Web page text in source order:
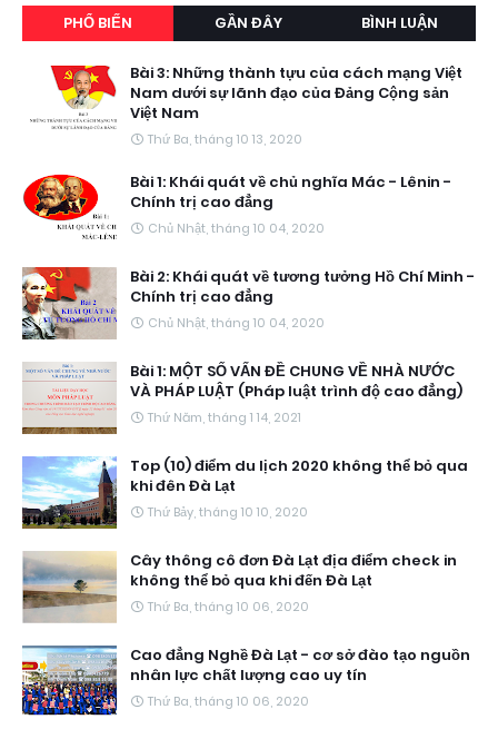
PHỔ BIẾN GẦN ĐÂY BÌNH LUẬN
Bài 3: Những thành tựu của cách mạng Việt
Nam dưới sự lãnh đạo của Đảng Cộng sản
Việt Nam
Thứ Ba, tháng 10 13, 2020
Bài 1: Khái quát về chủ nghĩa Mác - Lênin -
Chính trị cao đẳng
Chủ Nhật, tháng 10 04, 2020
Bài 2: Khái quát về tương tưởng Hồ Chí Minh -
Chính trị cao đẳng
Chủ Nhật, tháng 10 04, 2020
Bài 1: MỘT SỐ VẤN ĐỀ CHUNG VỀ NHÀ NƯỚC
VÀ PHÁP LUẬT (Pháp luật trình độ cao đẳng)
Thứ Năm, tháng 1 14, 2021
Top (10) điểm du lịch 2020 không thể bỏ qua
khi đên Đà Lạt
Thứ Bảy, tháng 10 10, 2020
Cây thông cô đơn Đà Lạt địa điểm check in
không thể bỏ qua khi đến Đà Lạt
Thứ Ba, tháng 10 06, 2020
Cao đẳng Nghề Đà Lạt - cơ sở đào tạo nguồn
nhân lực chất lượng cao uy tín
Thứ Ba, tháng 10 06, 2020